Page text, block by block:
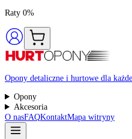
Raty 0%
Opony detaliczne i hurtowe dla
Opony